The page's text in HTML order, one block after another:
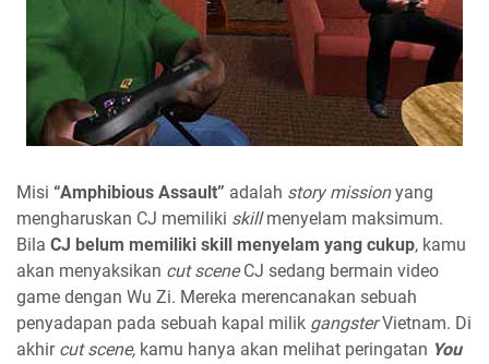
Misi “Amphibious Assault” adalah story missionyang
mengharuskan CJ memiliki skillmenyelam maksimum.
Bila CJ belum memiliki skill menyelam yang cukup, kamu
akan menyaksikan cut sceneCJ sedang bermain video
game dengan Wu Zi. Mereka merencanakan sebuah
penyadapan pada sebuah kapal milik gangsterVietnam. Di
akhir cut scene, kamu hanya akan melihat peringatan You